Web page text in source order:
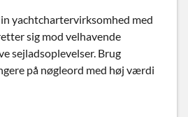
yachtchartervirksomhed med
sig mod velhavende
sejladsoplevelser. Brug
på nøgleord med høj værdi